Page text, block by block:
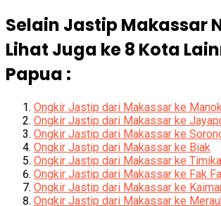
Selain Jastip Makassar
Lihat Juga ke 8 Kota
Papua :
Ongkir Jastip dari Makassar ke
Ongkir Jastip dari Makassar ke
Ongkir Jastip dari Makassar ke
Ongkir Jastip dari Makassar ke Biak
Ongkir Jastip dari Makassar ke Timika
Ongkir Jastip dari Makassar ke Fak
Ongkir Jastip dari Makassar ke
Ongkir Jastip dari Makassar ke